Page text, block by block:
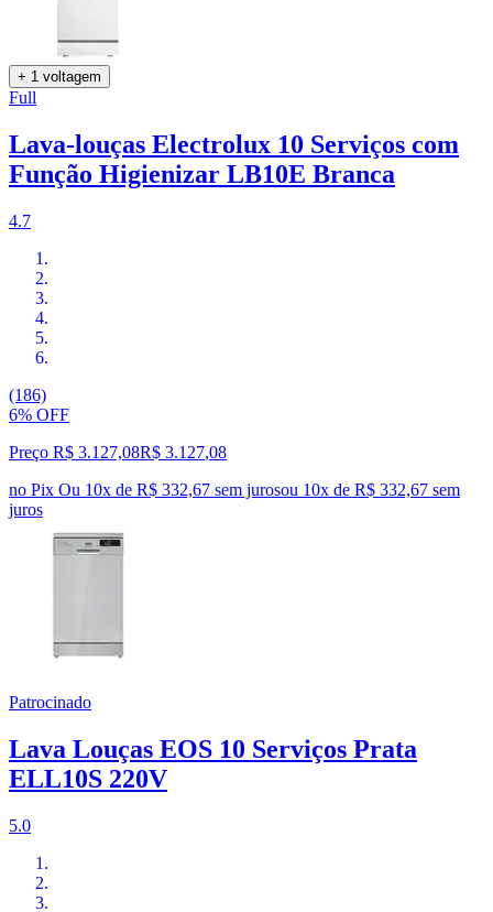
+ 1 voltagem
Full
Lava-louças Electrolux 10 Serviços com
Função Higienizar LB10E Branca
4.7
(186)
6% OFF
Preço R$ 3.127,08R$ 3.127,08
no Pix Ou 10x de R$ 332,67 sem jurosou 10x de R$ 332,67 sem
juros
Patrocinado
Lava Louças EOS 10 Serviços Prata
ELL10S 220V
5.0